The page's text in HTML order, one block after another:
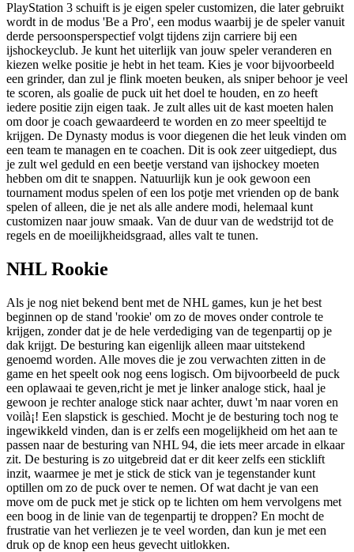
PlayStation 3 schuift is je eigen speler customizen, die later gebruikt
wordt in de modus 'Be a Pro', een modus waarbij je de speler vanuit
derde persoonsperspectief volgt tijdens zijn carriere bij een
ijshockeyclub. Je kunt het uiterlijk van jouw speler veranderen en
kiezen welke positie je hebt in het team. Kies je voor bijvoorbeeld
een grinder, dan zul je flink moeten beuken, als sniper behoor je veel
te scoren, als goalie de puck uit het doel te houden, en zo heeft
iedere positie zijn eigen taak. Je zult alles uit de kast moeten halen
om door je coach gewaardeerd te worden en zo meer speeltijd te
krijgen. De Dynasty modus is voor diegenen die het leuk vinden om
een team te managen en te coachen. Dit is ook zeer uitgediept, dus
je zult wel geduld en een beetje verstand van ijshockey moeten
hebben om dit te snappen. Natuurlijk kun je ook gewoon een
tournament modus spelen of een los potje met vrienden op de bank
spelen of alleen, die je net als alle andere modi, helemaal kunt
customizen naar jouw smaak. Van de duur van de wedstrijd tot de
regels en de moeilijkheidsgraad, alles valt te tunen.
NHL Rookie
Als je nog niet bekend bent met de NHL games, kun je het best
beginnen op de stand 'rookie' om zo de moves onder controle te
krijgen, zonder dat je de hele verdediging van de tegenpartij op je
dak krijgt. De besturing kan eigenlijk alleen maar uitstekend
genoemd worden. Alle moves die je zou verwachten zitten in de
game en het speelt ook nog eens logisch. Om bijvoorbeeld de puck
een oplawaai te geven,richt je met je linker analoge stick, haal je
gewoon je rechter analoge stick naar achter, duwt 'm naar voren en
voilà¡! Een slapstick is geschied. Mocht je de besturing toch nog te
ingewikkeld vinden, dan is er zelfs een mogelijkheid om het aan te
passen naar de besturing van NHL 94, die iets meer arcade in elkaar
zit. De besturing is zo uitgebreid dat er dit keer zelfs een sticklift
inzit, waarmee je met je stick de stick van je tegenstander kunt
optillen om zo de puck over te nemen. Of wat dacht je van een
move om de puck met je stick op te lichten om hem vervolgens met
een boog in de linie van de tegenpartij te droppen? En mocht de
frustratie van het verliezen je te veel worden, dan kun je met een
druk op de knop een heus gevecht uitlokken.